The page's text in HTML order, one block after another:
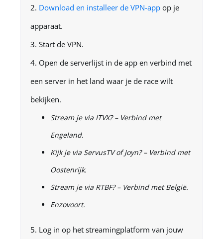
Download en installeer de VPN-app op je
apparaat.
Start de VPN.
Open de serverlijst in de app en verbind met
een server in het land waar je de race wilt
bekijken.
Stream je via ITVX? – Verbind met
Engeland.
Kijk je via ServusTV of Joyn? – Verbind met
Oostenrijk.
Stream je via RTBF? – Verbind met België.
Enzovoort.
Log in op het streamingplatform van jouw